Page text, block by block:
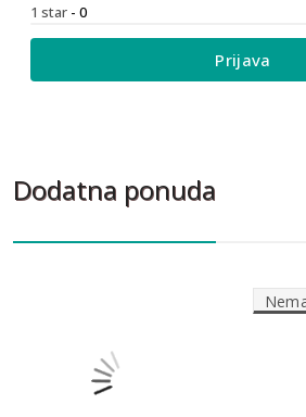
1 star - 0
Prijava
Dodatna ponuda